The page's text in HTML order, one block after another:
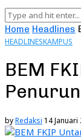
Home Headlines
HEADLINESKAMPUS
BEM
byRedaksi 14 Januari